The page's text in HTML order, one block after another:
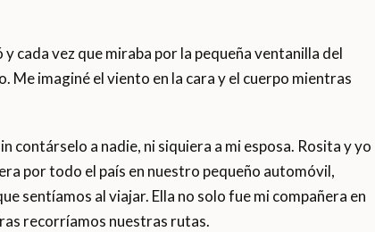
cada vez que miraba por la pequeña ventanilla del
Me imaginé el viento en la cara y el cuerpo mientras
contárselo a nadie, ni siquiera a mi esposa. Rosita y yo
por todo el país en nuestro pequeño automóvil,
sentíamos al viajar. Ella no solo fue mi compañera en
recorríamos nuestras rutas.